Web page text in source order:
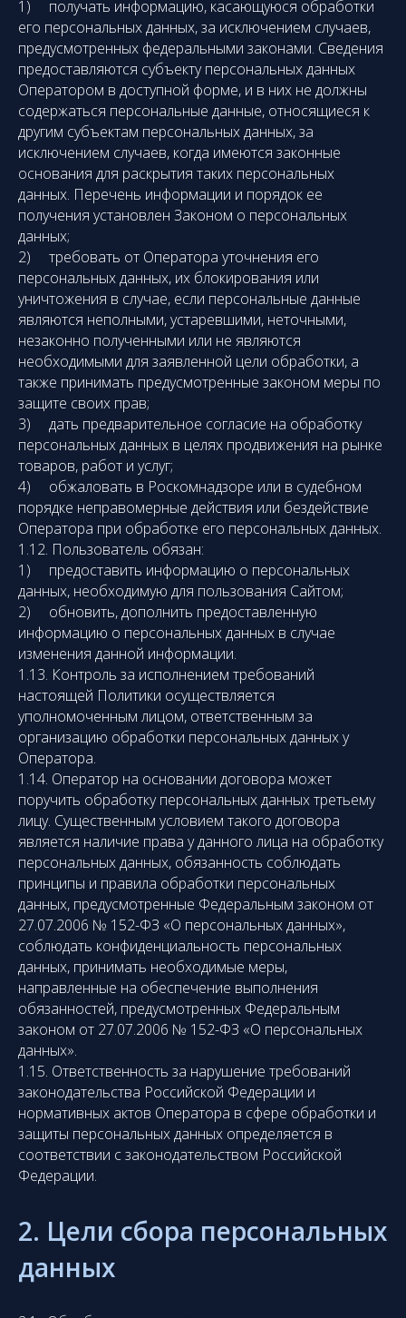
1) получать информацию, касающуюся обработки
его персональных данных, за исключением случаев,
предусмотренных федеральными законами. Сведения
предоставляются субъекту персональных данных
Оператором в доступной форме, и в них не должны
содержаться персональные данные, относящиеся к
другим субъектам персональных данных, за
исключением случаев, когда имеются законные
основания для раскрытия таких персональных
данных. Перечень информации и порядок ее
получения установлен Законом о персональных
данных;
2) требовать от Оператора уточнения его
персональных данных, их блокирования или
уничтожения в случае, если персональные данные
являются неполными, устаревшими, неточными,
незаконно полученными или не являются
необходимыми для заявленной цели обработки, а
также принимать предусмотренные законом меры по
защите своих прав;
3) дать предварительное согласие на обработку
персональных данных в целях продвижения на рынке
товаров, работ и услуг;
4) обжаловать в Роскомнадзоре или в судебном
порядке неправомерные действия или бездействие
Оператора при обработке его персональных данных.
1.12. Пользователь обязан:
1) предоставить информацию о персональных
данных, необходимую для пользования Сайтом;
2) обновить, дополнить предоставленную
информацию о персональных данных в случае
изменения данной информации.
1.13. Контроль за исполнением требований
настоящей Политики осуществляется
уполномоченным лицом, ответственным за
организацию обработки персональных данных у
Оператора.
1.14. Оператор на основании договора может
поручить обработку персональных данных третьему
лицу. Существенным условием такого договора
является наличие права у данного лица на обработку
персональных данных, обязанность соблюдать
принципы и правила обработки персональных
данных, предусмотренные Федеральным законом от
27.07.2006 № 152-ФЗ «О персональных данных»,
соблюдать конфиденциальность персональных
данных, принимать необходимые меры,
направленные на обеспечение выполнения
обязанностей, предусмотренных Федеральным
законом от 27.07.2006 № 152-ФЗ «О персональных
данных».
1.15. Ответственность за нарушение требований
законодательства Российской Федерации и
нормативных актов Оператора в сфере обработки и
защиты персональных данных определяется в
соответствии с законодательством Российской
Федерации.
2. Цели сбора персональных
данных